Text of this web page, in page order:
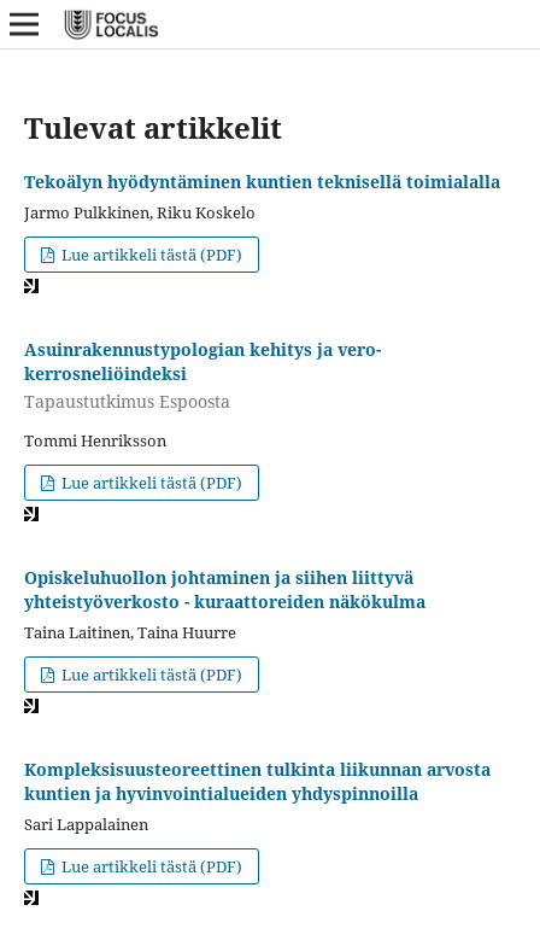
Tulevat artikkelit
Tekoälyn hyödyntäminen kuntien teknisellä toimialalla
Jarmo Pulkkinen, Riku Koskelo
Lue artikkeli tästä (PDF)
Asuinrakennustypologian kehitys ja vero-
kerrosneliöindeksi
Tapaustutkimus Espoosta
Tommi Henriksson
Lue artikkeli tästä (PDF)
Opiskeluhuollon johtaminen ja siihen liittyvä
yhteistyöverkosto - kuraattoreiden näkökulma
Taina Laitinen, Taina Huurre
Lue artikkeli tästä (PDF)
Kompleksisuusteoreettinen tulkinta liikunnan arvosta
kuntien ja hyvinvointialueiden yhdyspinnoilla
Sari Lappalainen
Lue artikkeli tästä (PDF)